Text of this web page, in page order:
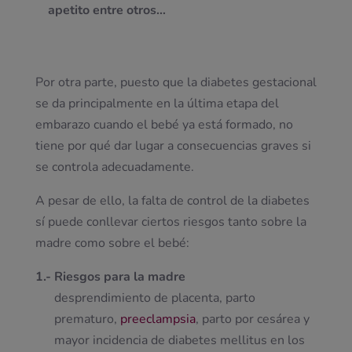
apetito entre otros…
Por otra parte, puesto que la diabetes gestacional
se da principalmente en la última etapa del
embarazo cuando el bebé ya está formado, no
tiene por qué dar lugar a consecuencias graves si
se controla adecuadamente.
A pesar de ello, la falta de control de la diabetes
sí puede conllevar ciertos riesgos tanto sobre la
madre como sobre el bebé:
1.- Riesgos para la madre
desprendimiento de placenta, parto
prematuro, preeclampsia, parto por cesárea y
mayor incidencia de diabetes mellitus en los